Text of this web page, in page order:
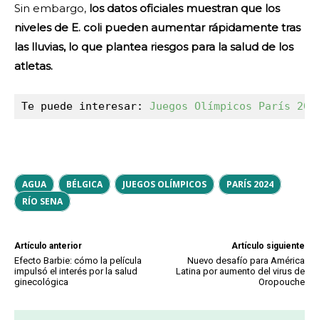
Sin embargo, los datos oficiales muestran que los
niveles de E. coli pueden aumentar rápidamente tras
las lluvias, lo que plantea riesgos para la salud de los
atletas.
Te puede interesar: Juegos Olímpicos París
AGUA BÉLGICA JUEGOS OLÍMPICOS
PARÍS 2024
RÍO SENA
Artículo anterior
Efecto Barbie: cómo la película
impulsó el interés por la salud
ginecológica
Artículo siguiente
Nuevo desafío para América
Latina por aumento del virus de
Oropouche